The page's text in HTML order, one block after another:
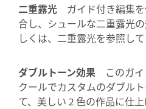
二重露光
ガイド付き編集
合し、シュールな二重露光
しくは、二重露光を参照して
ダブルトーン効果
このガ
クールでカスタムのダブル
て、美しい 2 色の作品に仕上